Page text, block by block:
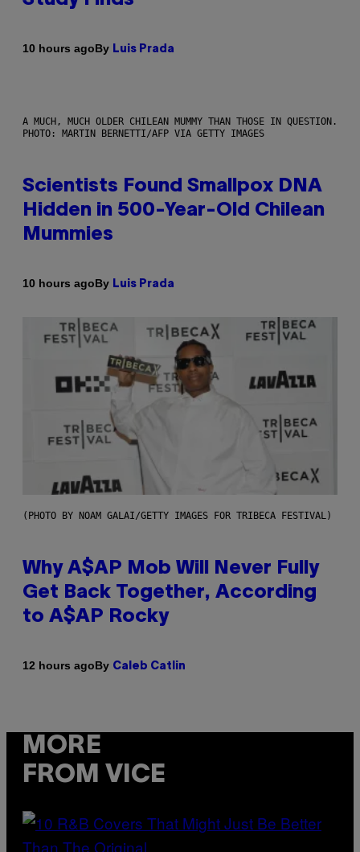
10 hours agoBy Luis Prada
A MUCH, MUCH OLDER CHILEAN MUMMY THAN THOSE IN QUESTION.
PHOTO: MARTIN BERNETTI/AFP VIA GETTY IMAGES
Scientists Found Smallpox DNA
Hidden in 500-Year-Old Chilean
Mummies
10 hours agoBy Luis Prada
(PHOTO BY NOAM GALAI/GETTY IMAGES FOR TRIBECA FESTIVAL)
Why A$AP Mob Will Never Fully
Get Back Together, According
to A$AP Rocky
12 hours agoBy Caleb Catlin
MORE
FROM VICE